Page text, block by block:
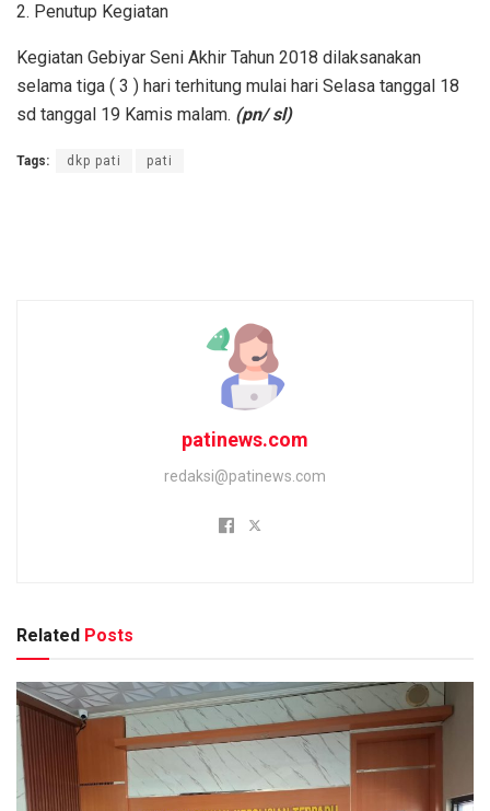
2. Penutup Kegiatan
Kegiatan Gebiyar Seni Akhir Tahun 2018 dilaksanakan
selama tiga ( 3 ) hari terhitung mulai hari Selasa tanggal 18
sd tanggal 19 Kamis malam. (pn/ sl)
Tags: dkp pati pati
patinews.com
redaksi@patinews.com
Related Posts